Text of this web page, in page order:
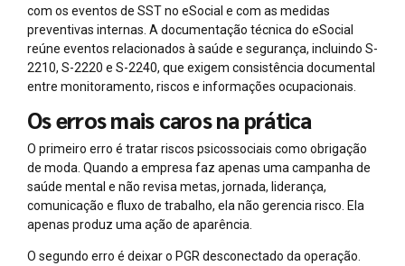
com os eventos de SST no eSocial e com as medidas
preventivas internas. A documentação técnica do eSocial
reúne eventos relacionados à saúde e segurança, incluindo S-
2210, S-2220 e S-2240, que exigem consistência documental
entre monitoramento, riscos e informações ocupacionais.
Os erros mais caros na prática
O primeiro erro é tratar riscos psicossociais como obrigação
de moda. Quando a empresa faz apenas uma campanha de
saúde mental e não revisa metas, jornada, liderança,
comunicação e fluxo de trabalho, ela não gerencia risco. Ela
apenas produz uma ação de aparência.
O segundo erro é deixar o PGR desconectado da operação.